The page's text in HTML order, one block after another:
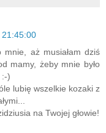
mnie, aż musiałam dziś
mamy, żeby mnie było
:-)
lubię wszelkie kozaki z
na Twojej głowie!